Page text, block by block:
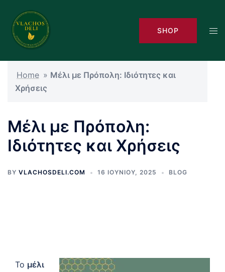
content
SHOP
Home » Μέλι με Πρόπολη: Ιδιότητες και
Χρήσεις
Μέλι με Πρόπολη:
Ιδιότητες και Χρήσεις
BY VLACHOSDELI.COM 16 ΙΟΥΝΊΟΥ, 2025 BLOG
Το μέλι